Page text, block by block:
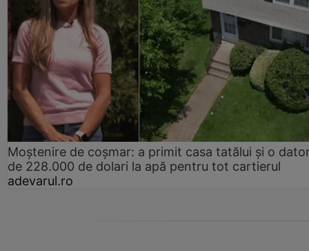
Moștenire de coșmar: a primit casa tatălui și o
de 228.000 de dolari la apă pentru tot cartierul
adevarul.ro